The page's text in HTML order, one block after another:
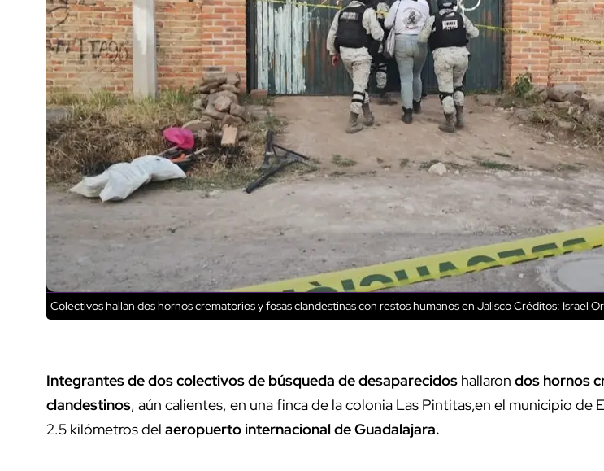
Colectivos hallan dos hornos crematorios y fosas clandestinas con restos humanos en JaliscoCréditos: Israel
Integrantes de dos colectivosde búsqueda de desaparecidos hallaron dos hornos
clandestinos, aún calientes, en una finca de la colonia Las Pintitas,en el municipio de
2.5 kilómetros del aeropuerto internacional de Guadalajara.